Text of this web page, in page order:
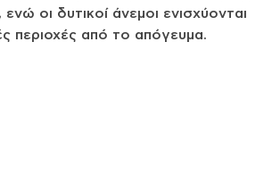
οι δυτικοί άνεμοι ενισχύονται
περιοχές από το απόγευμα.